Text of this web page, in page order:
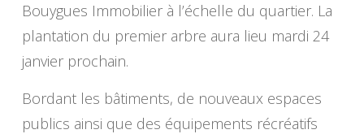
Bouygues Immobilier à l’échelle du quartier. La
plantation du premier arbre aura lieu mardi 24
janvier prochain.
Bordant les bâtiments, de nouveaux espaces
publics ainsi que des équipements récréatifs